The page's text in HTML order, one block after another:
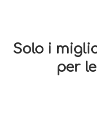
Solo i
per